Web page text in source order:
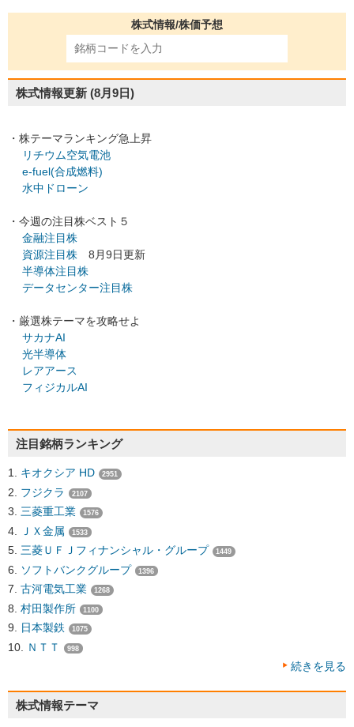
株式情報/株価予想
株式情報更新 (8月9日)
・株テーマランキング急上昇
リチウム空気電池
e-fuel(合成燃料)
水中ドローン
・今週の注目株ベスト５
金融注目株
資源注目株 8月9日更新
半導体注目株
データセンター注目株
・厳選株テーマを攻略せよ
サカナAI
光半導体
レアアース
フィジカルAI
注目銘柄ランキング
キオクシア HD 2951
フジクラ 2107
三菱重工業 1576
ＪＸ金属 1533
三菱ＵＦＪフィナンシャル・グループ 1449
ソフトバンクグループ 1396
古河電気工業 1268
村田製作所 1100
日本製鉄 1075
ＮＴＴ 998
続きを見る
株式情報テーマ